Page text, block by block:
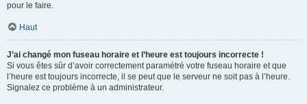
pour le faire.
Haut
J’ai changé mon fuseau horaire et l’heure est toujours incorrecte !
Si vous êtes sûr d’avoir correctement paramétré votre fuseau horaire et que
l’heure est toujours incorrecte, il se peut que le serveur ne soit pas à l’heure.
Signalez ce problème à un administrateur.